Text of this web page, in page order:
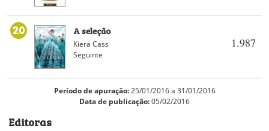
20
1.987
A seleção
Kiera Cass
Seguinte
Período de apuração:25/01/2016 a 31/01/2016
Data de publicação:05/02/2016
Editoras